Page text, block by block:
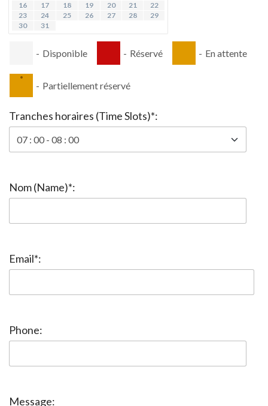
16
17 18 19 20 21
22
23
24 25 26 27 28
29
30
31
- Disponible - Réservé - En attente
·
- Partiellement réservé
Tranches horaires (Time Slots)*:
Nom (Name)*:
Email*:
Phone:
Message: